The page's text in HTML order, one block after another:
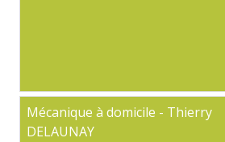
Mécanique à domicile - Thierry
DELAUNAY